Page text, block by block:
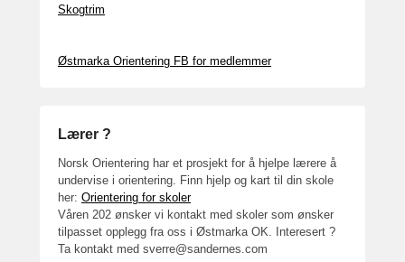
Skogtrim
Østmarka Orientering FB for medlemmer
Lærer ?
Norsk Orientering har et prosjekt for å hjelpe lærere å
undervise i orientering. Finn hjelp og kart til din skole
her: Orientering for skoler
Våren 202 ønsker vi kontakt med skoler som ønsker
tilpasset opplegg fra oss i Østmarka OK. Interesert ?
Ta kontakt med sverre@sandernes.com